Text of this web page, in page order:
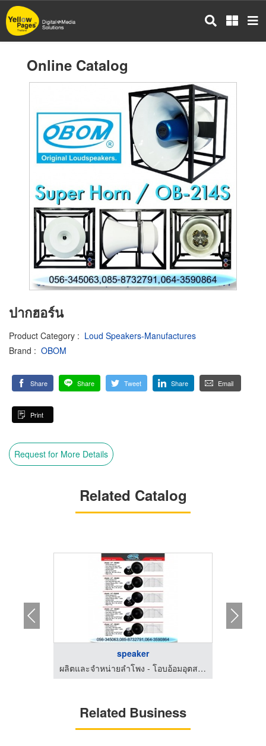
Skip
to
main
Online Catalog
ปากฮอร์น
Product Category : Loud Speakers-Manufactures
Brand : OBOM
Share Share Tweet Share Email
Print
Request for More Details
Related Catalog
speaker
ผลิตและจำหน่ายลำโพง - โอบอ้อมอุตสาหกรรม
Related Business